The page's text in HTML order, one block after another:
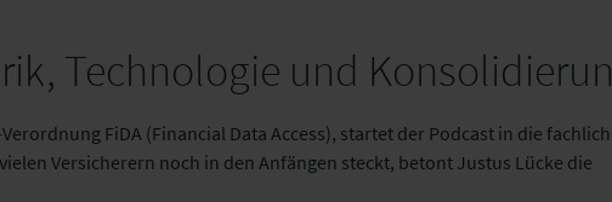
Technologie und
FiDA (Financial Data Access), startet der Podcast in die
Versicherern noch in den Anfängen steckt, betont Justus Lücke die